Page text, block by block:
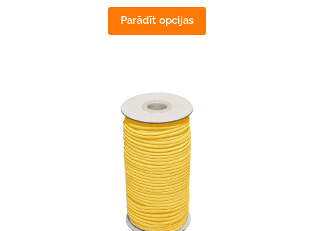
Parādīt opcijas